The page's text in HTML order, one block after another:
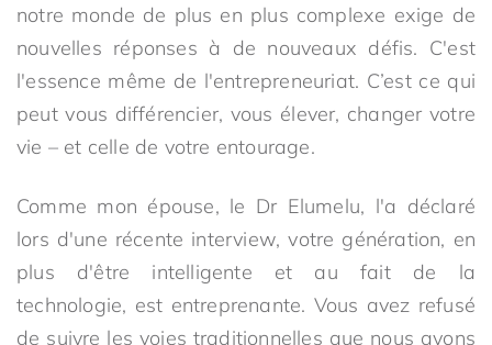
notre monde de plus en plus complexe exige de
nouvelles réponses à de nouveaux défis. C'est
l'essence même de l'entrepreneuriat. C’est ce qui
peut vous différencier, vous élever, changer votre
vie – et celle de votre entourage.
Comme mon épouse, le Dr Elumelu, l'a déclaré
lors d'une récente interview, votre génération, en
plus d'être intelligente et au fait de la
technologie, est entreprenante. Vous avez refusé
de suivre les voies traditionnelles que nous avons